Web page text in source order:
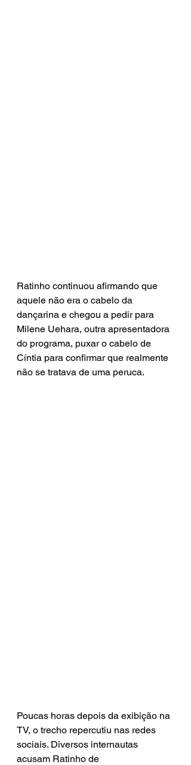
Ratinho continuou afirmando que
aquele não era o cabelo da
dançarina e chegou a pedir para
Milene Uehara, outra apresentadora
do programa, puxar o cabelo de
Cíntia para confirmar que realmente
não se tratava de uma peruca.
Poucas horas depois da exibição na
TV, o trecho repercutiu nas redes
sociais. Diversos internautas
acusam Ratinho de